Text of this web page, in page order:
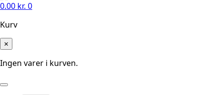
0.00 kr. 0
Kurv
×
Ingen varer i kurven.